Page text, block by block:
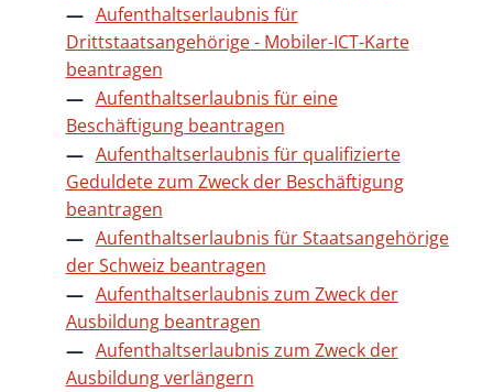
Aufenthaltserlaubnis für
Drittstaatsangehörige - Mobiler-ICT-Karte
beantragen
Aufenthaltserlaubnis für eine
Beschäftigung beantragen
Aufenthaltserlaubnis für qualifizierte
Geduldete zum Zweck der Beschäftigung
beantragen
Aufenthaltserlaubnis für Staatsangehörige
der Schweiz beantragen
Aufenthaltserlaubnis zum Zweck der
Ausbildung beantragen
Aufenthaltserlaubnis zum Zweck der
Ausbildung verlängern